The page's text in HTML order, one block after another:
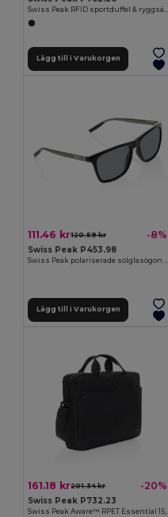
Lägg till i Varukorgen
111.46 kr120.59 kr -8%
Swiss Peak P453.98
Lägg till i Varukorgen
161.18 kr201.34 kr -20%
Swiss Peak P732.23